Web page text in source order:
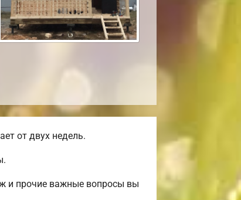
от двух недель.
и прочие важные вопросы вы